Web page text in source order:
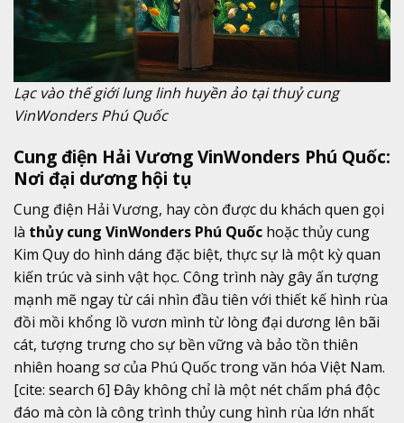
Lạc vào thế giới lung linh huyền ảo tại thuỷ cung
VinWonders Phú Quốc
Cung điện Hải Vương VinWonders Phú Quốc:
Nơi đại dương hội tụ
Cung điện Hải Vương, hay còn được du khách quen gọi
là thủy cung VinWonders Phú Quốc hoặc thủy cung
Kim Quy do hình dáng đặc biệt, thực sự là một kỳ quan
kiến trúc và sinh vật học. Công trình này gây ấn tượng
mạnh mẽ ngay từ cái nhìn đầu tiên với thiết kế hình rùa
đồi mồi khổng lồ vươn mình từ lòng đại dương lên bãi
cát, tượng trưng cho sự bền vững và bảo tồn thiên
nhiên hoang sơ của Phú Quốc trong văn hóa Việt Nam.
[cite: search 6] Đây không chỉ là một nét chấm phá độc
đáo mà còn là công trình thủy cung hình rùa lớn nhất